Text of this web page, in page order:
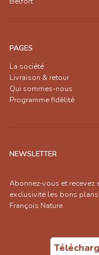
PAGES
La société
Livraison & retour
Qui sommes-nous
Programme fidèlité
NEWSLETTER
Abonnez-vous et recevez
exclusivité les bons
François Nature